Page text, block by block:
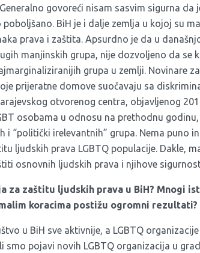
govoreći nisam sasvim sigurna da
BiH je i dalje zemlja u kojoj su
prava i zaštita. Apsurdno je da u
manjinskih grupa, nije dozvoljeno da se
grupa u zemlji. Novinare
prijeratne domove suočavaju sa
otvorenog centra, objavljenog
osobama u odnosu na prethodnu godinu,
“politički irelevantnih” grupa. Nema puno
ljudskih prava LGBTQ populacije. Dakle,
osnovnih ljudskih prava i njihove
za zaštitu ljudskih prava u BiH? Mnogi
koracima postižu ogromni rezultati?
u BiH sve aktivnije, a LGBTQ
smo pojavi novih LGBTQ organizacija u